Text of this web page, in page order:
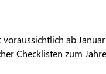
ab
Checklisten zum